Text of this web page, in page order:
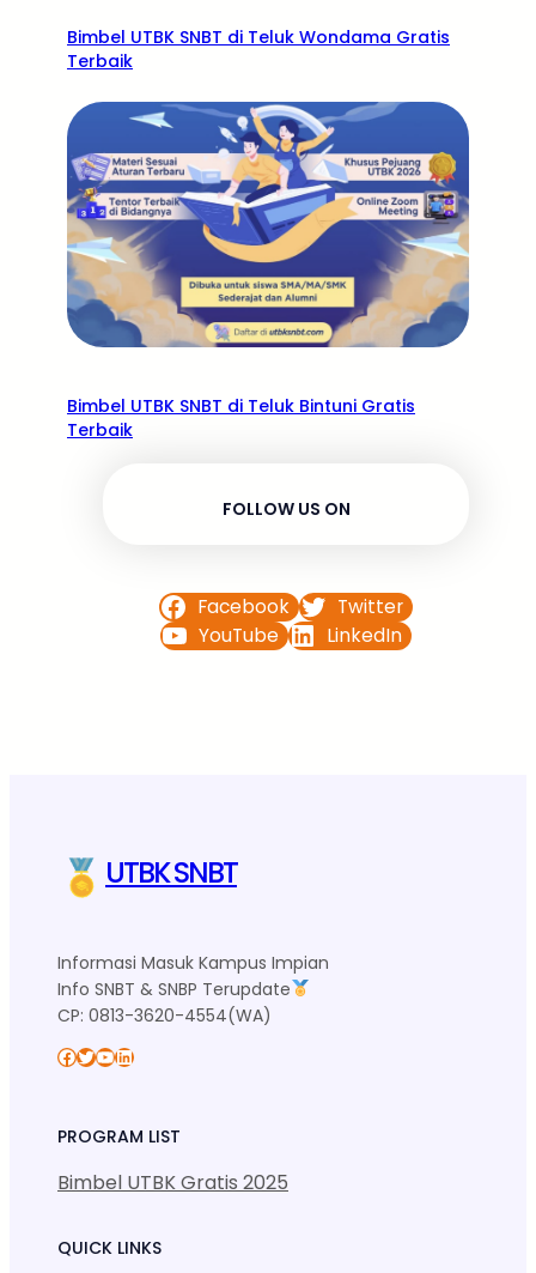
Bimbel UTBK SNBT di Teluk Wondama Gratis
Terbaik
Bimbel UTBK SNBT di Teluk Bintuni Gratis
Terbaik
FOLLOW US ON
Facebook
Twitter
YouTube
LinkedIn
UTBK SNBT
Informasi Masuk Kampus Impian
Info SNBT & SNBP Terupdate
CP: 0813-3620-4554(WA)
Facebook Twitter YouTube LinkedIn
PROGRAM LIST
Bimbel UTBK Gratis 2025
QUICK LINKS